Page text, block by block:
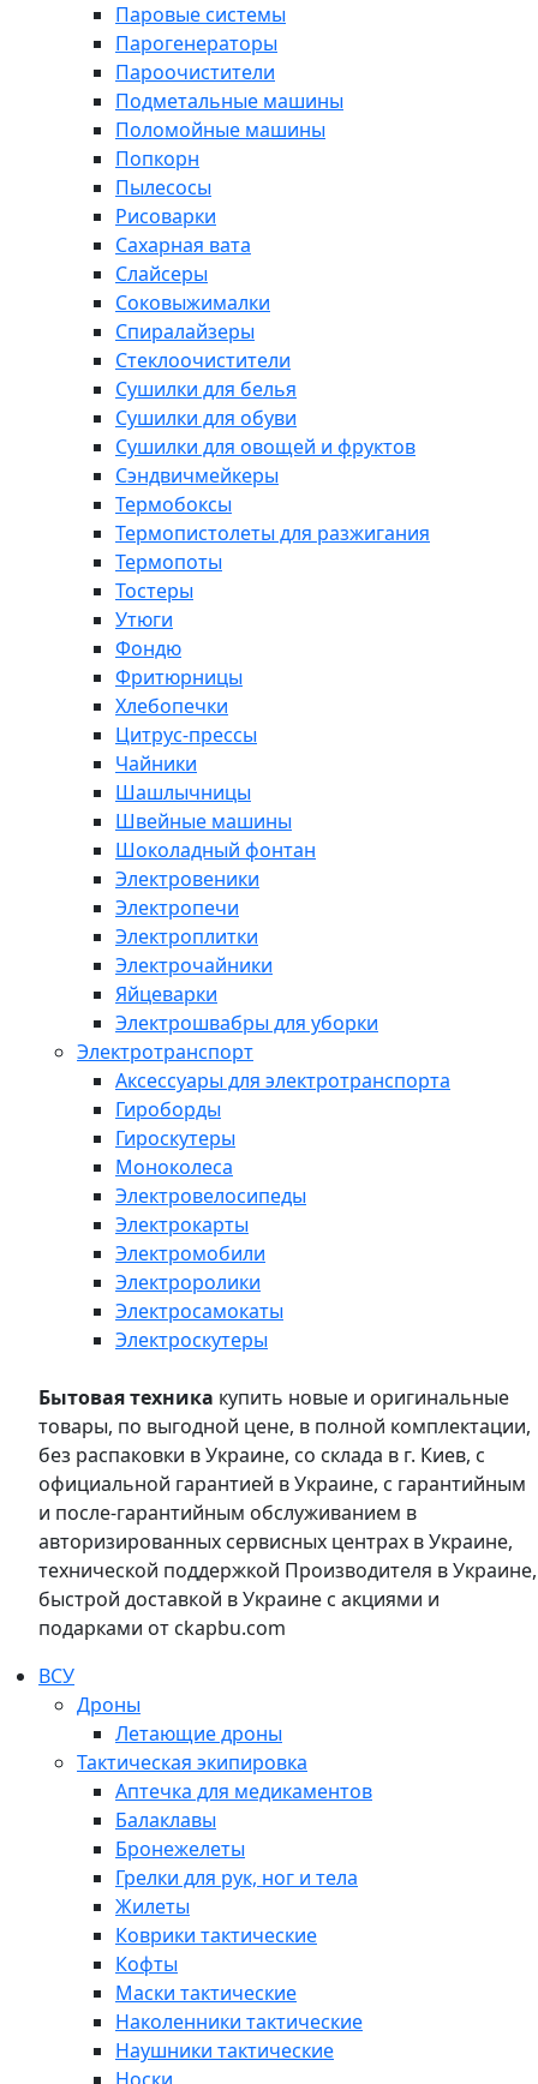
Паровые системы
Парогенераторы
Пароочистители
Подметальные машины
Поломойные машины
Попкорн
Пылесосы
Рисоварки
Сахарная вата
Слайсеры
Соковыжималки
Спиралайзеры
Стеклоочистители
Сушилки для белья
Сушилки для обуви
Сушилки для овощей и фруктов
Сэндвичмейкеры
Термобоксы
Термопистолеты для разжигания
Термопоты
Тостеры
Утюги
Фондю
Фритюрницы
Хлебопечки
Цитрус-прессы
Чайники
Шашлычницы
Швейные машины
Шоколадный фонтан
Электровеники
Электропечи
Электроплитки
Электрочайники
Яйцеварки
Электрошвабры для уборки
Электротранспорт
Аксессуары для электротранспорта
Гироборды
Гироскутеры
Моноколеса
Электровелосипеды
Электрокарты
Электромобили
Электроролики
Электросамокаты
Электроскутеры
Бытовая техника купить новые и оригинальные
товары, по выгодной цене, в полной комплектации,
без распаковки в Украине, со склада в г. Киев, с
официальной гарантией в Украине, с гарантийным
и после-гарантийным обслуживанием в
авторизированных сервисных центрах в Украине,
технической поддержкой Производителя в Украине,
быстрой доставкой в Украине с акциями и
подарками от ckapbu.com
ВСУ
Дроны
Летающие дроны
Тактическая экипировка
Аптечка для медикаментов
Балаклавы
Бронежелеты
Грелки для рук, ног и тела
Жилеты
Коврики тактические
Кофты
Маски тактические
Наколенники тактические
Наушники тактические